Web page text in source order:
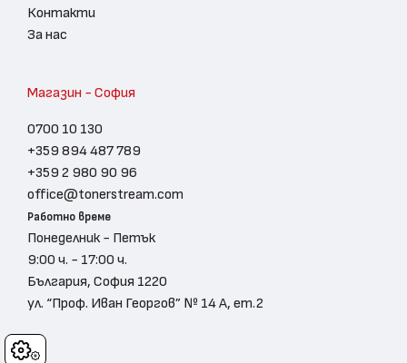
Cookies
Контакти
За нас
Магазин - София
0700 10 130
+359 894 487 789
+359 2 980 90 96
office@tonerstream.com
Работно време
Понеделник - Петък
9:00 ч. - 17:00 ч.
България, София 1220
ул. “Проф. Иван Георгов” № 14 А, ет.2